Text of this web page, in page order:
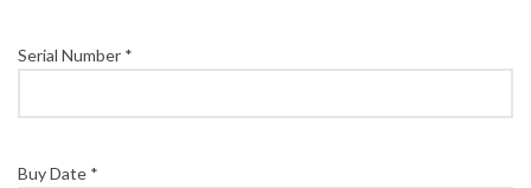
Serial Number *
Buy Date *